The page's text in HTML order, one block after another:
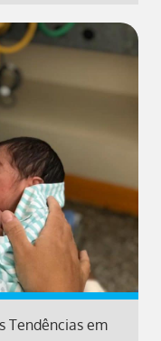
Tendências em